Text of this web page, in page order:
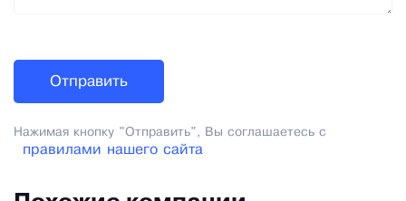
Нажимая кнопку "Отправить", Вы соглашаетесь с
правилами нашего сайта